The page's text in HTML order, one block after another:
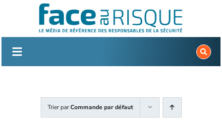
Trier parCommande par défaut